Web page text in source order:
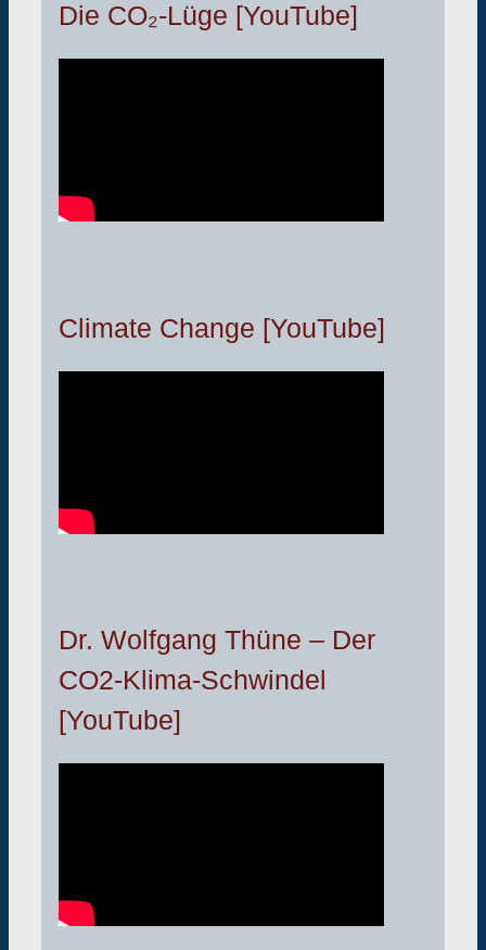
Die CO₂-Lüge [YouTube]
Climate Change [YouTube]
Dr. Wolfgang Thüne – Der
CO2-Klima-Schwindel
[YouTube]